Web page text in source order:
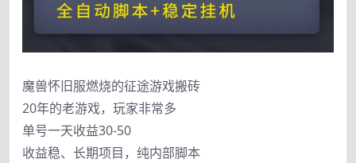
魔兽怀旧服燃烧的征途游戏搬砖
20年的老游戏，玩家非常多
单号一天收益30-50
收益稳、长期项目，纯内部脚本